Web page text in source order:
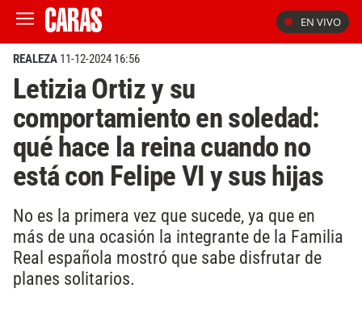
EN VIVO
REALEZA 11-12-2024 16:56
Letizia Ortiz y su
comportamiento en soledad:
qué hace la reina cuando no
está con Felipe VI y sus hijas
No es la primera vez que sucede, ya que en
más de una ocasión la integrante de la Familia
Real española mostró que sabe disfrutar de
planes solitarios.